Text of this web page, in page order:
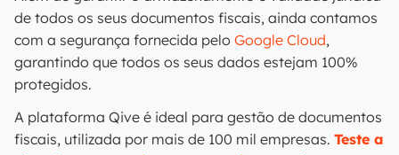
de todos os seus documentos fiscais, ainda contamos
com a segurança fornecida pelo Google Cloud,
garantindo que todos os seus dados estejam 100%
protegidos.
A plataforma Qive é ideal para gestão de documentos
fiscais, utilizada por mais de 100 mil empresas. Teste a